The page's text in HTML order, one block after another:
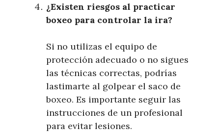
¿Existen riesgos al practicar
boxeo para controlar la ira?
Si no utilizas el equipo de
protección adecuado o no sigues
las técnicas correctas, podrías
lastimarte al golpear el saco de
boxeo. Es importante seguir las
instrucciones de un profesional
para evitar lesiones.